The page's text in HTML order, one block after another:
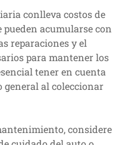
conlleva costos de
acumularse con
reparaciones y el
para mantener los
tener en cuenta
general al coleccionar
considere